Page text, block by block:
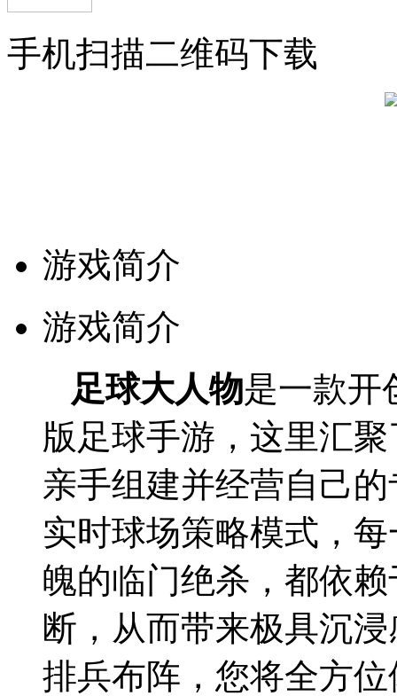
手机扫描二维码下载
游戏简介
游戏简介
足球大人物是一款开
版足球手游，这里汇
亲手组建并经营自己
实时球场策略模式，
魄的临门绝杀，都依
断，从而带来极具沉
排兵布阵，您将全方